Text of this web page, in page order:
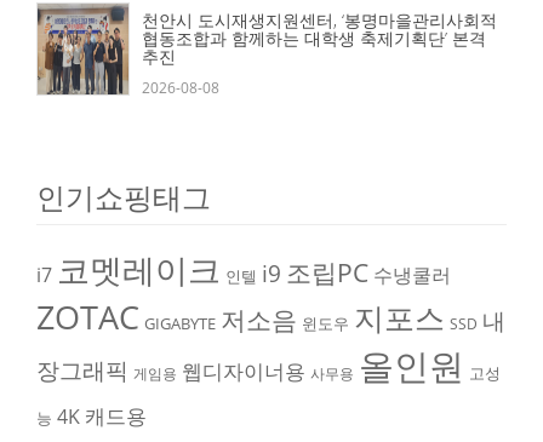
천안시 도시재생지원센터, ‘봉명마을관리사회적
협동조합과 함께하는 대학생 축제기획단’ 본격
추진
2026-08-08
인기쇼핑태그
i7 코멧레이크 인텔 i9 조립PC 수냉쿨러
ZOTAC GIGABYTE 저소음 윈도우 지포스 SSD 내
장그래픽 게임용 웹디자이너용 사무용 올인원 고성
능 4K 캐드용